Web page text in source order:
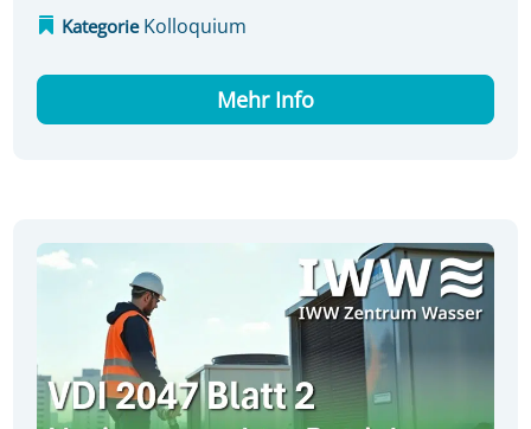
Kategorie Kolloquium
Mehr Info